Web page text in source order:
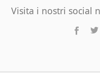
Visita i nostri social